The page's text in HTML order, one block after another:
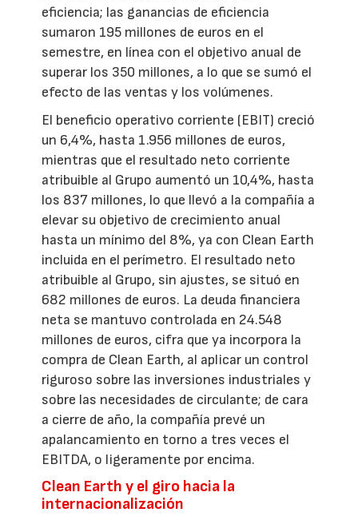
eficiencia; las ganancias de eficiencia
sumaron 195 millones de euros en el
semestre, en línea con el objetivo anual de
superar los 350 millones, a lo que se sumó el
efecto de las ventas y los volúmenes.
El beneficio operativo corriente (EBIT) creció
un 6,4%, hasta 1.956 millones de euros,
mientras que el resultado neto corriente
atribuible al Grupo aumentó un 10,4%, hasta
los 837 millones, lo que llevó a la compañía a
elevar su objetivo de crecimiento anual
hasta un mínimo del 8%, ya con Clean Earth
incluida en el perímetro. El resultado neto
atribuible al Grupo, sin ajustes, se situó en
682 millones de euros. La deuda financiera
neta se mantuvo controlada en 24.548
millones de euros, cifra que ya incorpora la
compra de Clean Earth, al aplicar un control
riguroso sobre las inversiones industriales y
sobre las necesidades de circulante; de cara
a cierre de año, la compañía prevé un
apalancamiento en torno a tres veces el
EBITDA, o ligeramente por encima.
Clean Earth y el giro hacia la
internacionalización